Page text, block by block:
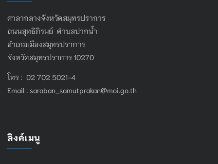
ศาลากลางจังหวัดสมุทรปราการ
ถนนสุทธิภิรมย์ ตำบลปากน้ำ
อำเภอเมืองสมุทรปราการ
จังหวัดสมุทรปราการ 10270
โทร : 02 702 5021-4
Email : saraban_samutprakan@moi.go.th
ลิงค์เมนู